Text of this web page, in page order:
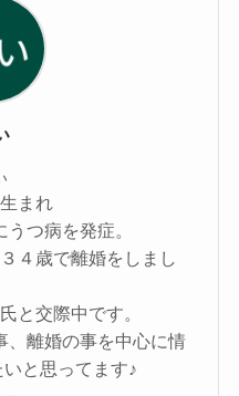
生まれ
つ病を発症。
４歳で離婚をしまし
と交際中です。
、離婚の事を中心に情
と思ってます♪